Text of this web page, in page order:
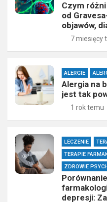
Czym
od
objawów,
7 miesięcy
ALERGIE
Alergia na
jest tak
1 rok temu
LECZENIE
TERAPIE
ZDROWIE
depresji: